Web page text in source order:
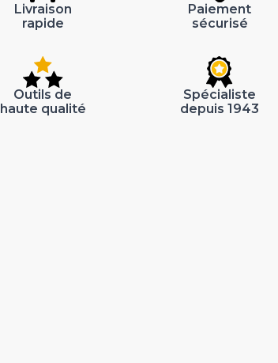
Livraison
rapide
Paiement
sécurisé
Outils de
haute qualité
Spécialiste
depuis 1943